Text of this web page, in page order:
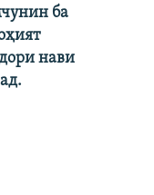
ба
нави